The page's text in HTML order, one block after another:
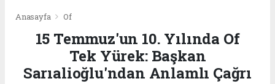
Anasayfa Of
15 Temmuz'un 10. Yılında Of
Tek Yürek: Başkan
Sarıalioğlu'ndan Anlamlı Çağrı